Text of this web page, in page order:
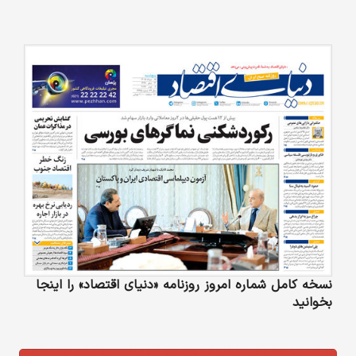
نسخه کامل شماره امروز روزنامه «دنیای‌ اقتصاد» را اینجا
بخوانید